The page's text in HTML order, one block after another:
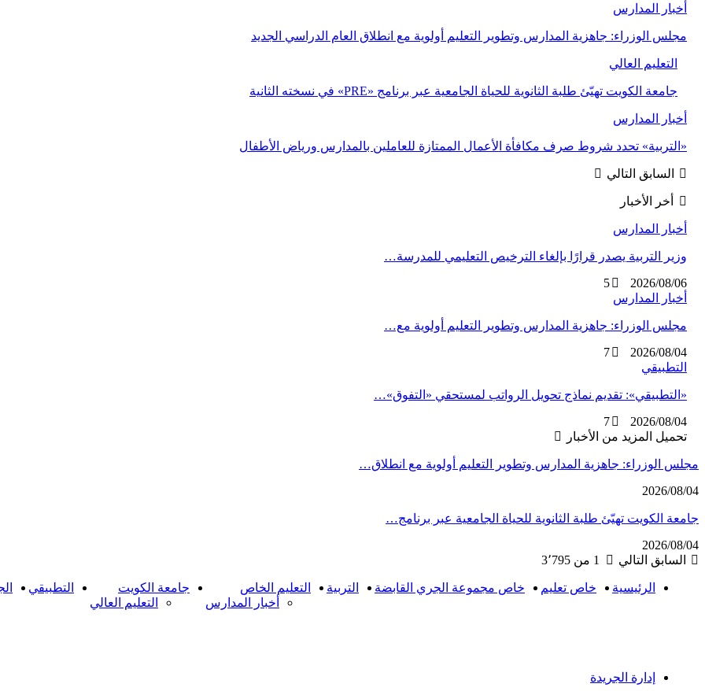
أخبار المدارس
مجلس الوزراء: جاهزية المدارس وتطوير التعليم أولوية مع انطلاق العام الدراسي الجديد
التعليم العالي
جامعة الكويت تهيّئ طلبة الثانوية للحياة الجامعية عبر برنامج «PRE» في نسخته الثانية
أخبار المدارس
«التربية» تحدد شروط صرف مكافأة الأعمال الممتازة للعاملين بالمدارس ورياض الأطفال
السابق التالي
أخر الأخبار
أخبار المدارس
وزير التربية يصدر قرارًا بإلغاء الترخيص التعليمي للمدرسة…
2026/08/06
5
أخبار المدارس
مجلس الوزراء: جاهزية المدارس وتطوير التعليم أولوية مع…
2026/08/04
7
التطبيقي
«التطبيقي»: تقديم نماذج تحويل الرواتب لمستحقي «التفوق»…
2026/08/04
7
تحميل المزيد من الأخبار
مجلس الوزراء: جاهزية المدارس وتطوير التعليم أولوية مع انطلاق…
2026/08/04
جامعة الكويت تهيّئ طلبة الثانوية للحياة الجامعية عبر برنامج…
2026/08/04
السابق التالي 1 من 3٬795
الرئيسية خاص تعليم خاص مجموعة الجري القابضة التربية
التعليم الخاص
أخبار المدارس
جامعة الكويت
التعليم العالي
التطبيقي
إدارة الجريدة